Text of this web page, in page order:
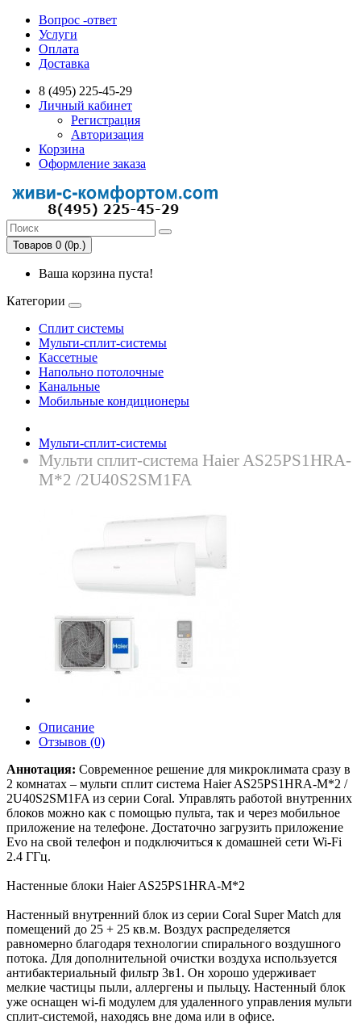
Вопрос -ответ
Услуги
Оплата
Доставка
8 (495) 225-45-29
Личный кабинет
Регистрация
Авторизация
Корзина
Оформление заказа
Товаров 0 (0р.)
Ваша корзина пуста!
Категории
Сплит системы
Мульти-сплит-системы
Кассетные
Напольно потолочные
Канальные
Мобильные кондиционеры
Мульти-сплит-системы
Мульти сплит-система Haier AS25PS1HRA-
M*2 /2U40S2SM1FA
Описание
Отзывов (0)
Аннотация: Современное решение для микроклимата сразу в
2 комнатах – мульти сплит система Haier AS25PS1HRA-M*2 /
2U40S2SM1FA из серии Coral. Управлять работой внутренних
блоков можно как с помощью пульта, так и через мобильное
приложение на телефоне. Достаточно загрузить приложение
Evo на свой телефон и подключиться к домашней сети Wi-Fi
2.4 ГГц.
Настенные блоки Haier AS25PS1HRA-M*2
Настенный внутренний блок из серии Coral Super Match для
помещений до 25 + 25 кв.м. Воздух распределяется
равномерно благодаря технологии спирального воздушного
потока. Для дополнительной очистки воздуха используется
антибактериальный фильтр 3в1. Он хорошо удерживает
мелкие частицы пыли, аллергены и пыльцу. Настенный блок
уже оснащен wi-fi модулем для удаленного управления мульти
сплит-системой, находясь вне дома или в офисе.